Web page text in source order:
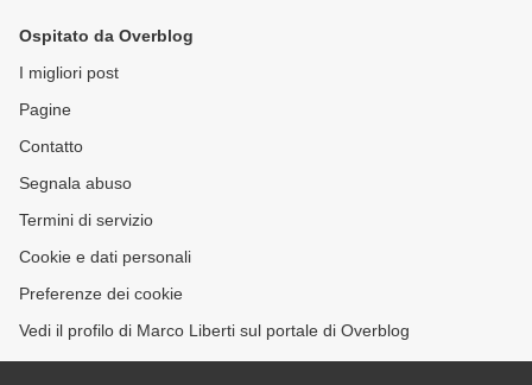
Ospitato da Overblog
I migliori post
Pagine
Contatto
Segnala abuso
Termini di servizio
Cookie e dati personali
Preferenze dei cookie
Vedi il profilo di Marco Liberti sul portale di Overblog